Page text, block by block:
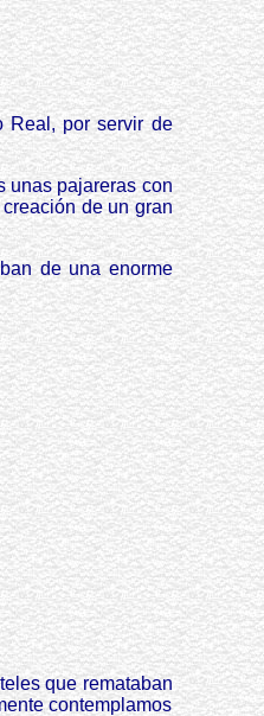
Real, por servir de
unas pajareras con
de un gran
de una enorme
que remataban
contemplamos